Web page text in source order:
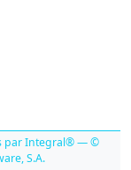
par Integral® — ©
S.A.